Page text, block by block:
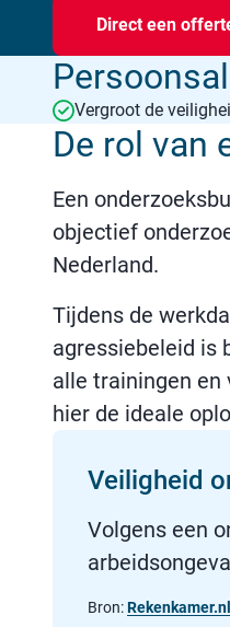
Direct een
Vergroot de
De rol van
Een
objectief
Nederland.
Tijdens de
agressiebeleid is
alle trainingen en
hier de ideale
Veiligheid
Volgens een
Bron:Rekenkamer.nl